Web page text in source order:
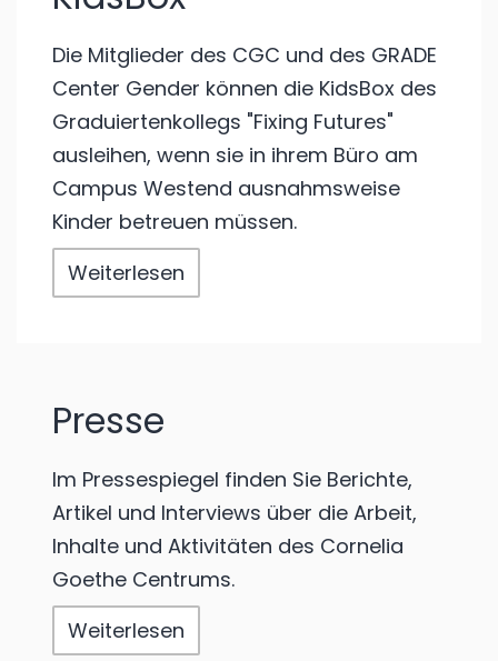
Die Mitglieder des CGC und des GRADE
Center Gender können die KidsBox des
Graduiertenkollegs "Fixing Futures"
ausleihen, wenn sie in ihrem Büro am
Campus Westend ausnahmsweise
Kinder betreuen müssen.
Weiterlesen
Presse
Im Pressespiegel finden Sie Berichte,
Artikel und Interviews über die Arbeit,
Inhalte und Aktivitäten des Cornelia
Goethe Centrums.
Weiterlesen